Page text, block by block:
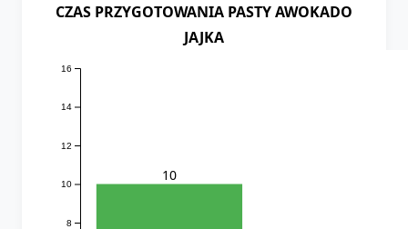
CZAS PRZYGOTOWANIA PASTY AWOKADO
JAJKA
8
10
12
14
16
10